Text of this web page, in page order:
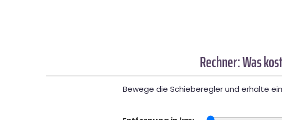
Rechner: Was
Bewege die Schieberegler und erhalte